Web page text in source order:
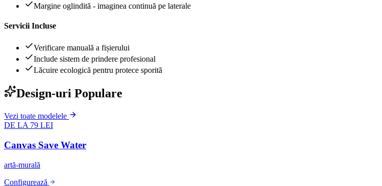
Margine oglindită - imaginea continuă pe laterale
Servicii Incluse
Verificare manuală a fișierului
Include sistem de prindere profesional
Lăcuire ecologică pentru protece sporită
Design-uri Populare
Vezi toate modelele
DE LA 79 LEI
Canvas Save Water
artă-murală
Configurează